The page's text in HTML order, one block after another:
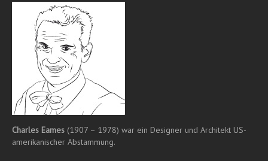
Charles Eames (1907 – 1978) war ein Designer und Architekt US-
amerikanischer Abstammung.